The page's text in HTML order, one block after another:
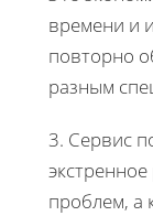
времени и
повторно
разным
3. Сервис
проблем, а